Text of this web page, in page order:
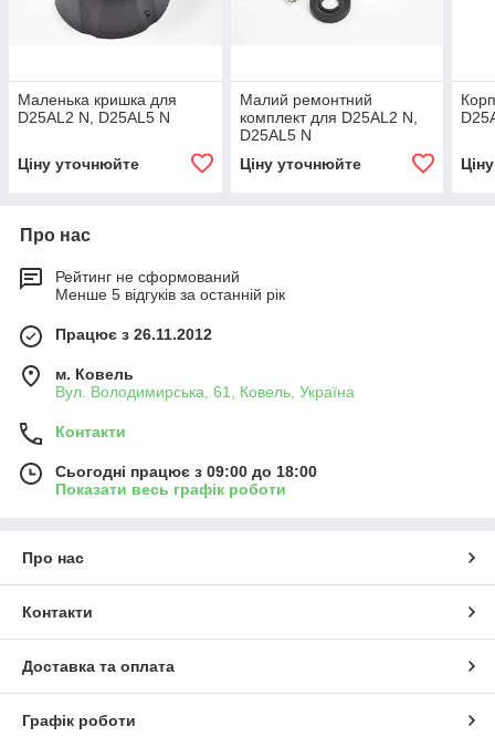
Маленька кришка для
D25AL2 N, D25AL5 N
Ціну уточнюйте
Малий ремонтний
комплект для D25AL2 N,
D25AL5 N
Ціну уточнюйте
Про нас
Рейтинг не сформований
Менше 5 відгуків за останній рік
Працює з 26.11.2012
м. Ковель
Вул. Володимирська, 61, Ковель, Україна
Контакти
Сьогодні працює з 09:00 до 18:00
Показати весь графік роботи
Про нас
Контакти
Доставка та оплата
Графік роботи